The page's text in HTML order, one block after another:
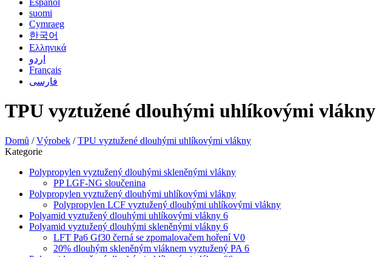
Español
suomi
Cymraeg
한국어
Ελληνικά
اردو
Français
فارسی
TPU vyztužené dlouhými uhlíkovými vlákny
Domů /Výrobek /TPU vyztužené dlouhými uhlíkovými vlákny
Kategorie
Polypropylen vyztužený dlouhými skleněnými vlákny
PP LGF-NG sloučenina
Polypropylen vyztužený dlouhými uhlíkovými vlákny
Polypropylen LCF vyztužený dlouhými uhlíkovými vlákny
Polyamid vyztužený dlouhými uhlíkovými vlákny 6
Polyamid vyztužený dlouhými skleněnými vlákny 6
LFT Pa6 Gf30 černá se zpomalovačem hoření V0
20% dlouhým skleněným vláknem vyztužený PA 6